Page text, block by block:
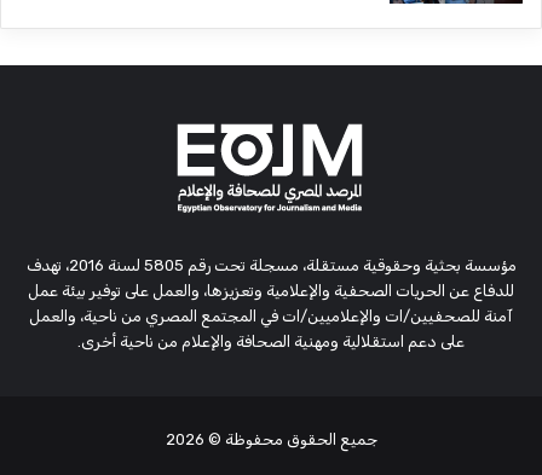
مؤسسة بحثية وحقوقية مستقلة، مسجلة تحت رقم 5805 لسنة 2016، تهدف
للدفاع عن الحريات الصحفية والإعلامية وتعزيزها، والعمل على توفير بيئة عمل
آمنة للصحفيين/ات والإعلاميين/ات في المجتمع المصري من ناحية، والعمل
على دعم استقلالية ومهنية الصحافة والإعلام من ناحية أخرى.
جميع الحقوق محفوظة © 2026